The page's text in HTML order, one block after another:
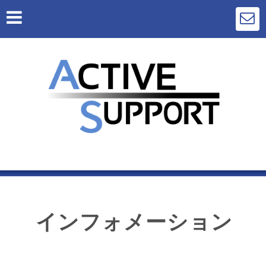
インフォメーション